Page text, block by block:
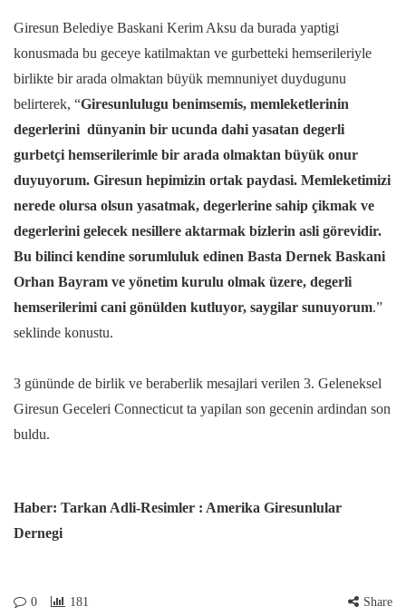
Giresun Belediye Baskani Kerim Aksu da burada yaptigi
konusmada bu geceye katilmaktan ve gurbetteki hemserileriyle
birlikte bir arada olmaktan büyük memnuniyet duydugunu
belirterek, “Giresunlulugu benimsemis, memleketlerinin
degerlerini dünyanin bir ucunda dahi yasatan degerli
gurbetçi hemserilerimle bir arada olmaktan büyük onur
duyuyorum. Giresun hepimizin ortak paydasi. Memleketimizi
nerede olursa olsun yasatmak, degerlerine sahip çikmak ve
degerlerini gelecek nesillere aktarmak bizlerin asli görevidir.
Bu bilinci kendine sorumluluk edinen Basta Dernek Baskani
Orhan Bayram ve yönetim kurulu olmak üzere, degerli
hemserilerimi cani gönülden kutluyor, saygilar sunuyorum.”
seklinde konustu.
3 gününde de birlik ve beraberlik mesajlari verilen 3. Geleneksel
Giresun Geceleri Connecticut ta yapilan son gecenin ardindan son
buldu.
Haber: Tarkan Adli-Resimler : Amerika Giresunlular
Dernegi
0 181 Share